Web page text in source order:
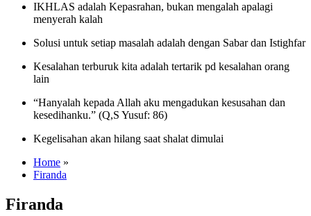
IKHLAS adalah Kepasrahan, bukan mengalah apalagi
menyerah kalah
Solusi untuk setiap masalah adalah dengan Sabar dan Istighfar
Kesalahan terburuk kita adalah tertarik pd kesalahan orang
lain
“Hanyalah kepada Allah aku mengadukan kesusahan dan
kesedihanku.” (Q,S Yusuf: 86)
Kegelisahan akan hilang saat shalat dimulai
Home »
Firanda
Firanda